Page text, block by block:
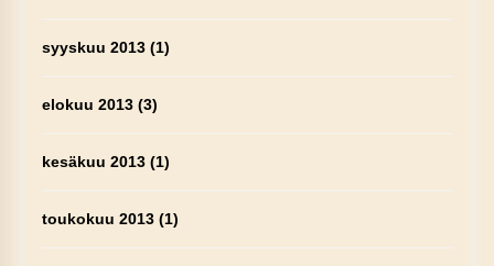
syyskuu 2013(1)
elokuu 2013(3)
kesäkuu 2013(1)
toukokuu 2013(1)